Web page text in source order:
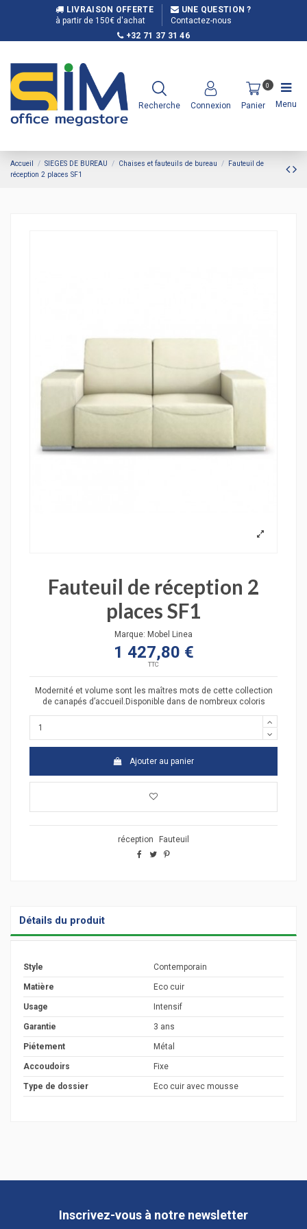
LIVRAISON OFFERTE
à partir de 150€ d'achat
UNE QUESTION ?
Contactez-nous
+32 71 37 31 46
Recherche Connexion
0
Panier Menu
Accueil SIEGES DE BUREAU Chaises et fauteuils de bureau
Fauteuil de
réception 2 places SF1
Fauteuil de réception 2
places SF1
Marque: Mobel Linea
1 427,80 €
TTC
Modernité et volume sont les maîtres mots de cette collection
de canapés d’accueil.Disponible dans de nombreux coloris
Ajouter au panier
réception Fauteuil
Détails du produit
Style Contemporain
Matière Eco cuir
Usage Intensif
Garantie 3 ans
Piétement Métal
Accoudoirs Fixe
Type de dossier Eco cuir avec mousse
Inscrivez-vous à notre newsletter